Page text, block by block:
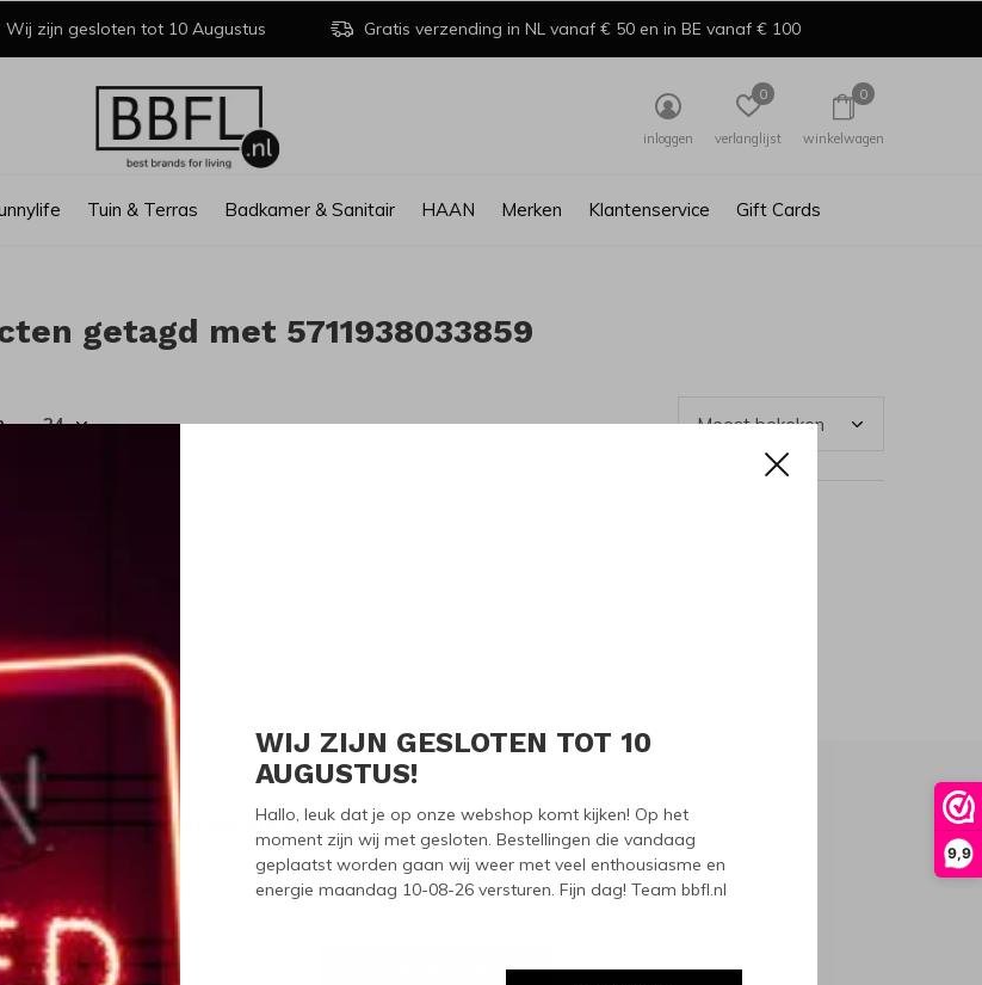
9,9
WIJ ZIJN GESLOTEN TOT 10
AUGUSTUS!
Hallo, leuk dat je op onze webshop komt kijken! Op het
moment zijn wij met gesloten. Bestellingen die vandaag
geplaatst worden gaan wij weer met veel enthousiasme en
energie maandag 10-08-26 versturen. Fijn dag! Team bbfl.nl
Tuin & Terras Badkamer & Sanitair HAAN Merken Klantenservice Gift Cards
inloggen verlanglijst
0
winkelwagen
0
Wij zijn gesloten tot 10 Augustus Gratis verzending in NL vanaf € 50 en in BE vanaf € 100
getagd met 5711938033859
je aan voor onze nieuwsbrief
de nieuwste aanbiedingen en promoties